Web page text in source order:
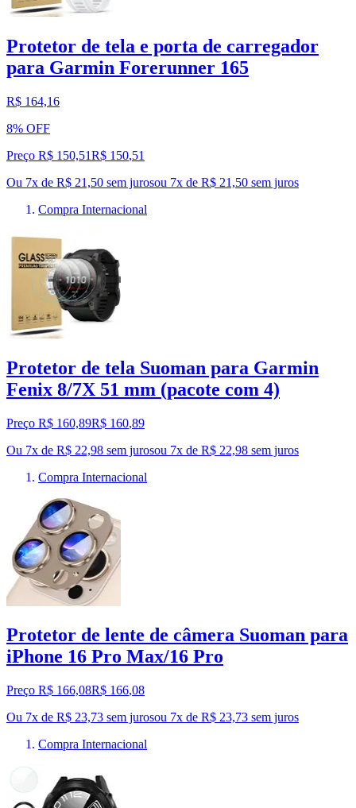
Protetor de tela e porta de carregador
para Garmin Forerunner 165
R$ 164,16
8% OFF
Preço R$ 150,51R$ 150,51
Ou 7x de R$ 21,50 sem jurosou 7x de R$ 21,50 sem juros
Compra Internacional
Protetor de tela Suoman para Garmin
Fenix 8/7X 51 mm (pacote com 4)
Preço R$ 160,89R$ 160,89
Ou 7x de R$ 22,98 sem jurosou 7x de R$ 22,98 sem juros
Compra Internacional
Protetor de lente de câmera Suoman para
iPhone 16 Pro Max/16 Pro
Preço R$ 166,08R$ 166,08
Ou 7x de R$ 23,73 sem jurosou 7x de R$ 23,73 sem juros
Compra Internacional